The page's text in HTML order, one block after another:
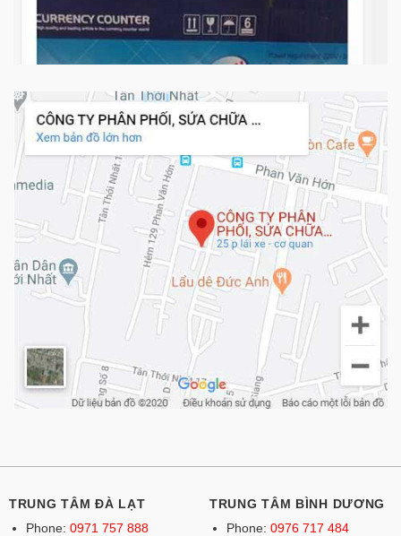
TRUNG TÂM ĐÀ LẠT
Phone: 0971 757 888
TRUNG TÂM BÌNH DƯƠNG
Phone: 0976 717 484